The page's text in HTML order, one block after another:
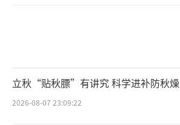
立秋“贴秋膘”有讲究 科学进补防秋燥
2026-08-07 23:09:22